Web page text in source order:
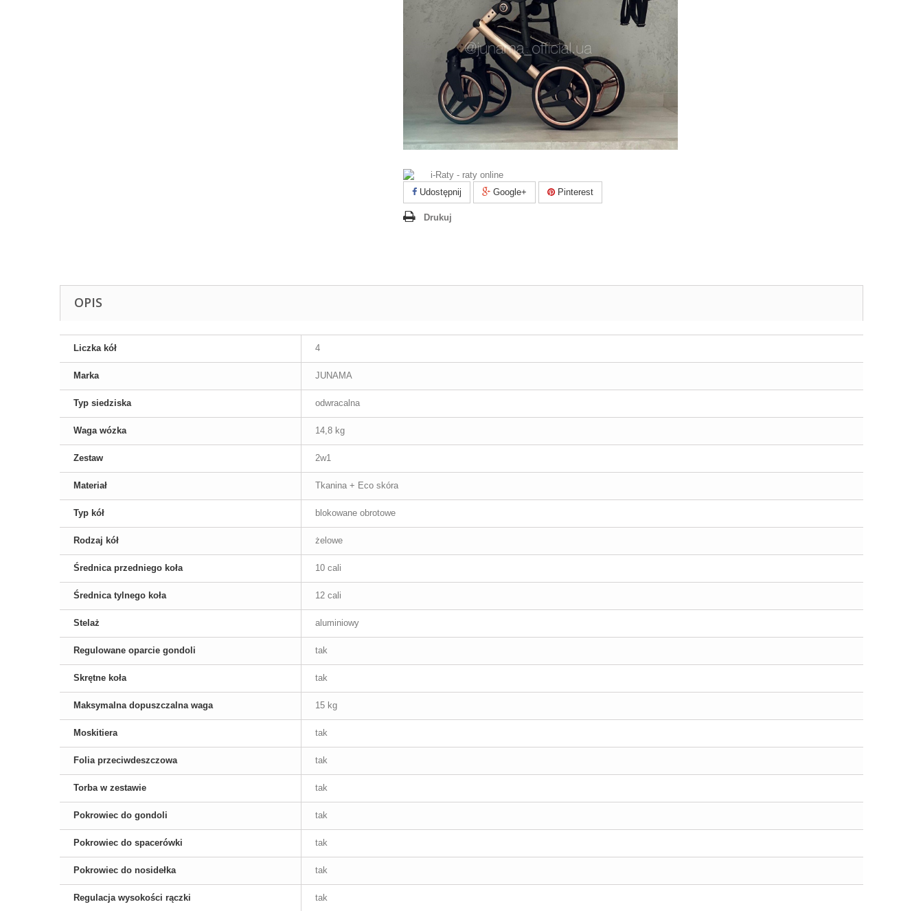
Udostępnij Google+ Pinterest
Drukuj
OPIS
Liczka kół 4
Marka JUNAMA
Typ siedziska odwracalna
Waga wózka 14,8 kg
Zestaw 2w1
Materiał Tkanina + Eco skóra
Typ kół blokowane obrotowe
Rodzaj kół żelowe
Średnica przedniego koła 10 cali
Średnica tylnego koła 12 cali
Stelaż aluminiowy
Regulowane oparcie gondoli tak
Skrętne koła tak
Maksymalna dopuszczalna waga 15 kg
Moskitiera tak
Folia przeciwdeszczowa tak
Torba w zestawie tak
Pokrowiec do gondoli tak
Pokrowiec do spacerówki tak
Pokrowiec do nosidełka tak
Regulacja wysokości rączki tak